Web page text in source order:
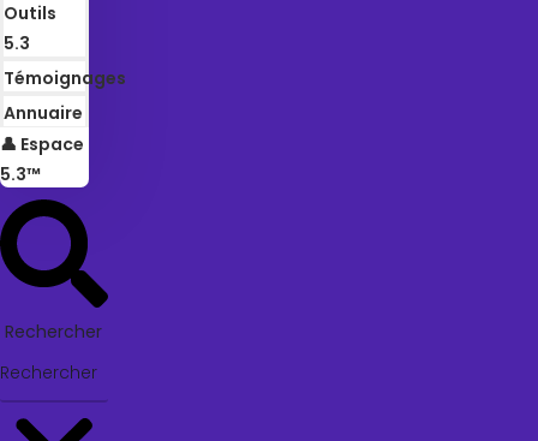
Outils
5.3
Témoignages
Annuaire
👤 Espace
5.3™
Rechercher